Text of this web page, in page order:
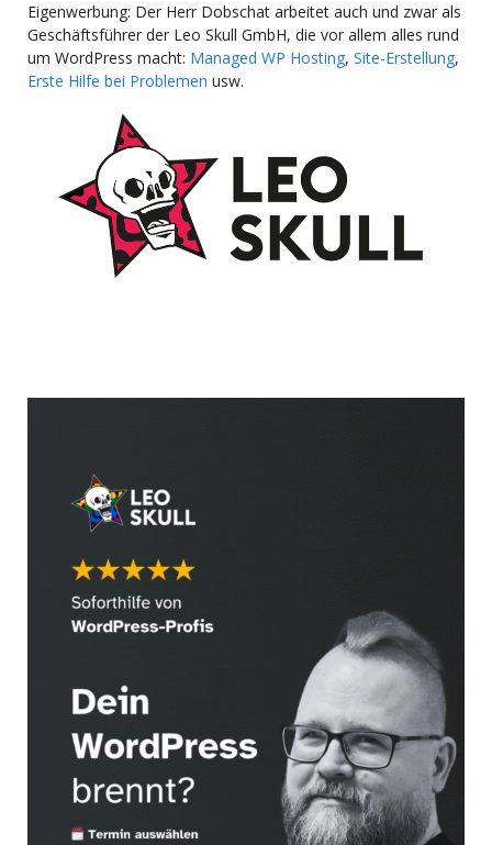
Eigenwerbung: Der Herr Dobschat arbeitet auch und zwar als
Geschäftsführer der Leo Skull GmbH, die vor allem alles rund
um WordPress macht: Managed WP Hosting, Site-Erstellung,
Erste Hilfe bei Problemen usw.